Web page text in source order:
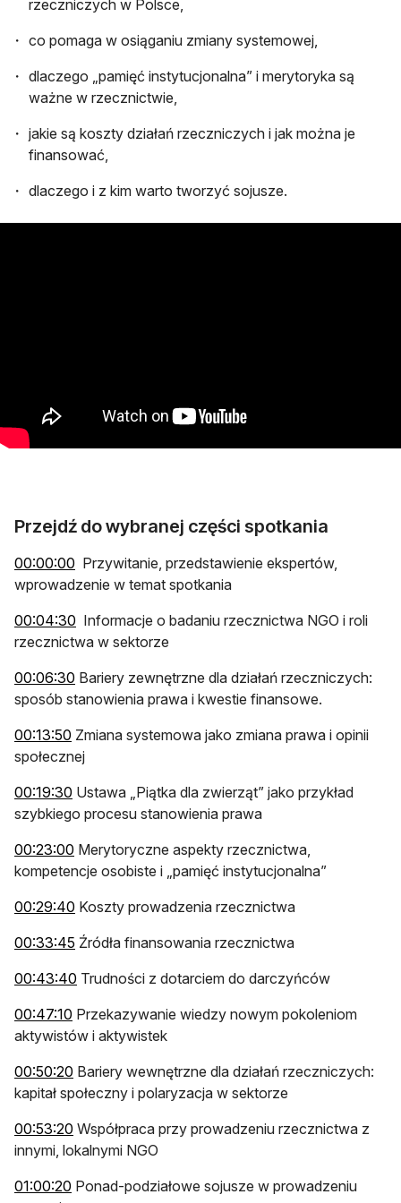
rzeczniczych w Polsce,
co pomaga w osiąganiu zmiany systemowej,
dlaczego „pamięć instytucjonalna” i merytoryka są
ważne w rzecznictwie,
jakie są koszty działań rzeczniczych i jak można je
finansować,
dlaczego i z kim warto tworzyć sojusze.
Przejdź do wybranej części spotkania
00:00:00 otwiera się w nowej karcie
Przywitanie, przedstawienie ekspertów,
wprowadzenie w temat spotkania
00:04:30 otwiera się w nowej karcie
Informacje o badaniu rzecznictwa NGO i roli
rzecznictwa w sektorze
00:06:30 otwiera się w nowej karcie
Bariery zewnętrzne dla działań rzeczniczych:
sposób stanowienia prawa i kwestie finansowe.
00:13:50 otwiera się w nowej karcie
Zmiana systemowa jako zmiana prawa i opinii
społecznej
00:19:30 otwiera się w nowej karcie
Ustawa „Piątka dla zwierząt” jako przykład
szybkiego procesu stanowienia prawa
00:23:00 otwiera się w nowej karcie
Merytoryczne aspekty rzecznictwa,
kompetencje osobiste i „pamięć instytucjonalna”
00:29:40 otwiera się w nowej karcie
Koszty prowadzenia rzecznictwa
00:33:45 otwiera się w nowej karcie
Źródła finansowania rzecznictwa
00:43:40 otwiera się w nowej karcie
Trudności z dotarciem do darczyńców
00:47:10 otwiera się w nowej karcie
Przekazywanie wiedzy nowym pokoleniom
aktywistów i aktywistek
00:50:20 otwiera się w nowej karcie
Bariery wewnętrzne dla działań rzeczniczych:
kapitał społeczny i polaryzacja w sektorze
00:53:20 otwiera się w nowej karcie
Współpraca przy prowadzeniu rzecznictwa z
innymi, lokalnymi NGO
01:00:20 otwiera się w nowej karcie
Ponad-podziałowe sojusze w prowadzeniu